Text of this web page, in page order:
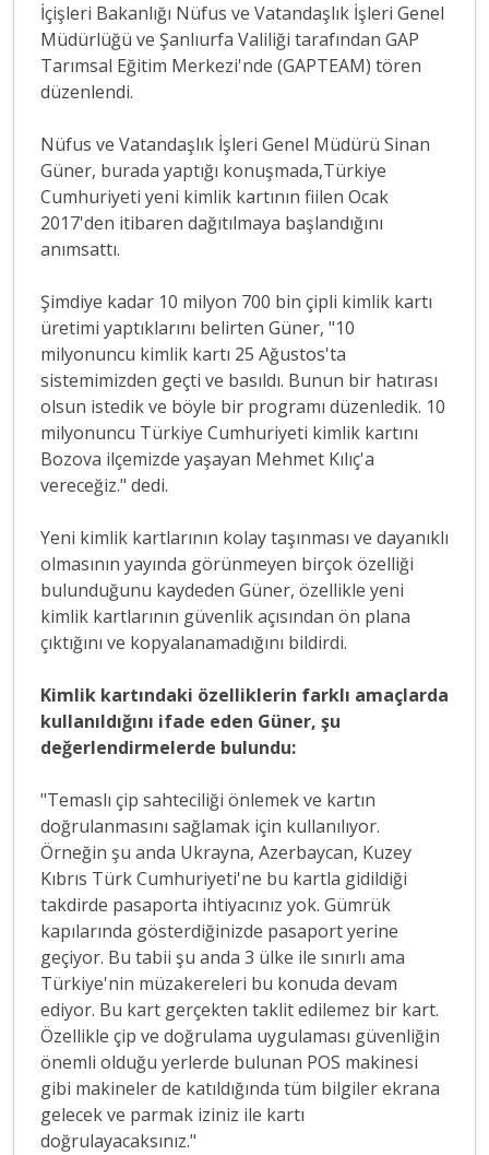
İçişleri Bakanlığı Nüfus ve Vatandaşlık İşleri Genel
Müdürlüğü ve Şanlıurfa Valiliği tarafından GAP
Tarımsal Eğitim Merkezi'nde (GAPTEAM) tören
düzenlendi.
Nüfus ve Vatandaşlık İşleri Genel Müdürü Sinan
Güner, burada yaptığı konuşmada,Türkiye
Cumhuriyeti yeni kimlik kartının fiilen Ocak
2017'den itibaren dağıtılmaya başlandığını
anımsattı.
Şimdiye kadar 10 milyon 700 bin çipli kimlik kartı
üretimi yaptıklarını belirten Güner, "10
milyonuncu kimlik kartı 25 Ağustos'ta
sistemimizden geçti ve basıldı. Bunun bir hatırası
olsun istedik ve böyle bir programı düzenledik. 10
milyonuncu Türkiye Cumhuriyeti kimlik kartını
Bozova ilçemizde yaşayan Mehmet Kılıç'a
vereceğiz." dedi.
Yeni kimlik kartlarının kolay taşınması ve dayanıklı
olmasının yayında görünmeyen birçok özelliği
bulunduğunu kaydeden Güner, özellikle yeni
kimlik kartlarının güvenlik açısından ön plana
çıktığını ve kopyalanamadığını bildirdi.
Kimlik kartındaki özelliklerin farklı amaçlarda
kullanıldığını ifade eden Güner, şu
değerlendirmelerde bulundu:
"Temaslı çip sahteciliği önlemek ve kartın
doğrulanmasını sağlamak için kullanılıyor.
Örneğin şu anda Ukrayna, Azerbaycan, Kuzey
Kıbrıs Türk Cumhuriyeti'ne bu kartla gidildiği
takdirde pasaporta ihtiyacınız yok. Gümrük
kapılarında gösterdiğinizde pasaport yerine
geçiyor. Bu tabii şu anda 3 ülke ile sınırlı ama
Türkiye'nin müzakereleri bu konuda devam
ediyor. Bu kart gerçekten taklit edilemez bir kart.
Özellikle çip ve doğrulama uygulaması güvenliğin
önemli olduğu yerlerde bulunan POS makinesi
gibi makineler de katıldığında tüm bilgiler ekrana
gelecek ve parmak iziniz ile kartı
doğrulayacaksınız."